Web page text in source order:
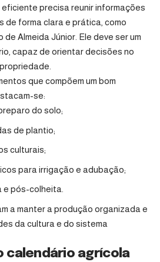
precisa reunir informações
de forma clara e prática, como
Almeida Júnior. Ele deve ser um
capaz de orientar decisões no
que compõem um bom
se:
do solo;
de plantio;
culturais;
para irrigação e adubação;
e pós-colheita.
a manter a produção organizada e
da cultura e do sistema
calendário agrícola